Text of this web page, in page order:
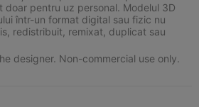
doar pentru uz personal. Modelul 3D
într-un format digital sau fizic nu
redistribuit, remixat, duplicat sau
designer. Non-commercial use only.